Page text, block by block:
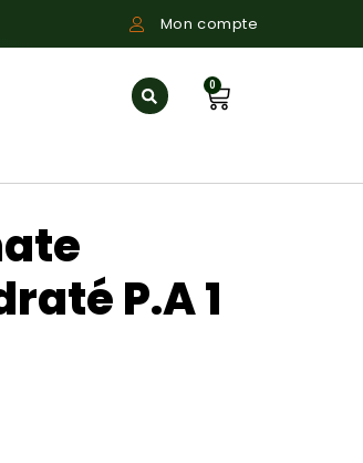
Mon compte
0
P.A 1